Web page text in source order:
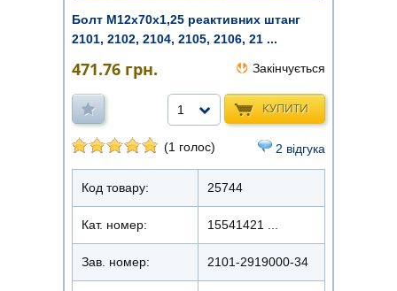
Болт М12x70х1,25 реактивних штанг
2101, 2102, 2104, 2105, 2106, 21 ...
471.76 грн. Закінчується
КУПИТИ
1
(1 голос) 2 відгука
Код товару: 25744
Кат. номер: 15541421 ...
Зав. номер: 2101-2919000-34